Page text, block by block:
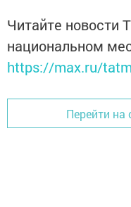
Читайте новости
национальном
https://max.ru/
Перейти на